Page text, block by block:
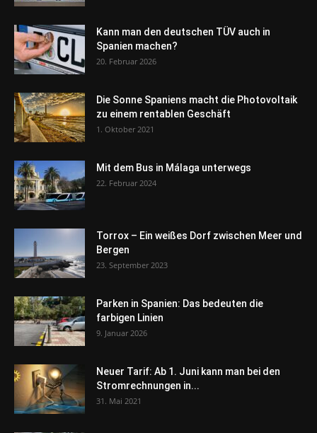
Kann man den deutschen TÜV auch in
Spanien machen?
20. Februar 2026
Die Sonne Spaniens macht die Photovoltaik
zu einem rentablen Geschäft
1. Oktober 2021
Mit dem Bus in Málaga unterwegs
22. Februar 2024
Torrox – Ein weißes Dorf zwischen Meer und
Bergen
23. September 2023
Parken in Spanien: Das bedeuten die
farbigen Linien
9. Januar 2026
Neuer Tarif: Ab 1. Juni kann man bei den
Stromrechnungen in...
31. Mai 2021